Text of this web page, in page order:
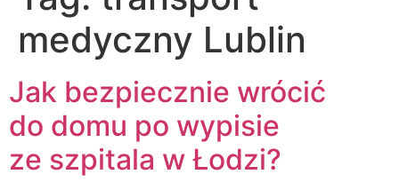
medyczny Lublin
Jak bezpiecznie wrócić
do domu po wypisie
ze szpitala w Łodzi?